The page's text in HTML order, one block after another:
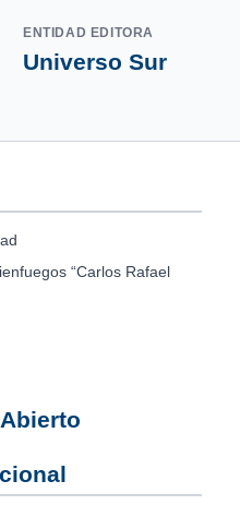
ENTIDAD EDITORA
Universo Sur
“Carlos Rafael